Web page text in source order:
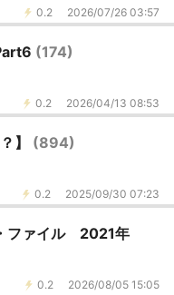
0.2 2026/07/26 03:57
(174)
0.2 2026/04/13 08:53
】 (894)
0.2 2025/09/30 07:23
ファイル 2021年
0.2 2026/08/05 15:05